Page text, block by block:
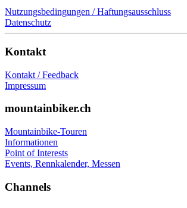
Nutzungsbedingungen / Haftungsausschluss
Datenschutz
Kontakt
Kontakt / Feedback
Impressum
mountainbiker.ch
Mountainbike-Touren
Informationen
Point of Interests
Events, Rennkalender, Messen
Channels